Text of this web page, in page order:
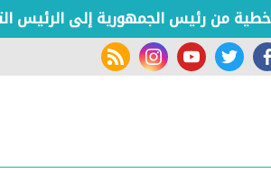
رئيس الجمهورية إلى الرئيس التشادي
facebook
twitter
youtube
instagram
rss feed